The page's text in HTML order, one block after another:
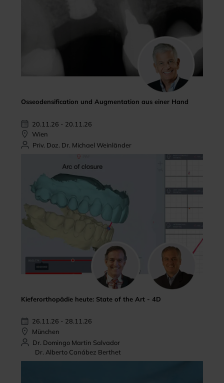
Osseodensification und Augmentation aus einer Hand
20.11.26 - 20.11.26
Wien
Priv. Doz. Dr. Michael Weinländer
Kieferorthopädie heute: State of the Art - 4D
26.11.26 - 28.11.26
München
Dr. Domingo Martin Salvador
Dr. Alberto Canábez Berthet